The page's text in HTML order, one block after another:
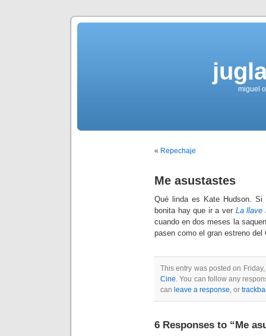
miguel
« Repechaje
Me asustastes
Qué linda es Kate Hudson.
bonita hay que ir a ver La llave
cuando en dos meses la
pasen como el gran estreno del
This entry was posted on
Cine. You can follow any
can leave a response, or
6 Responses to “Me